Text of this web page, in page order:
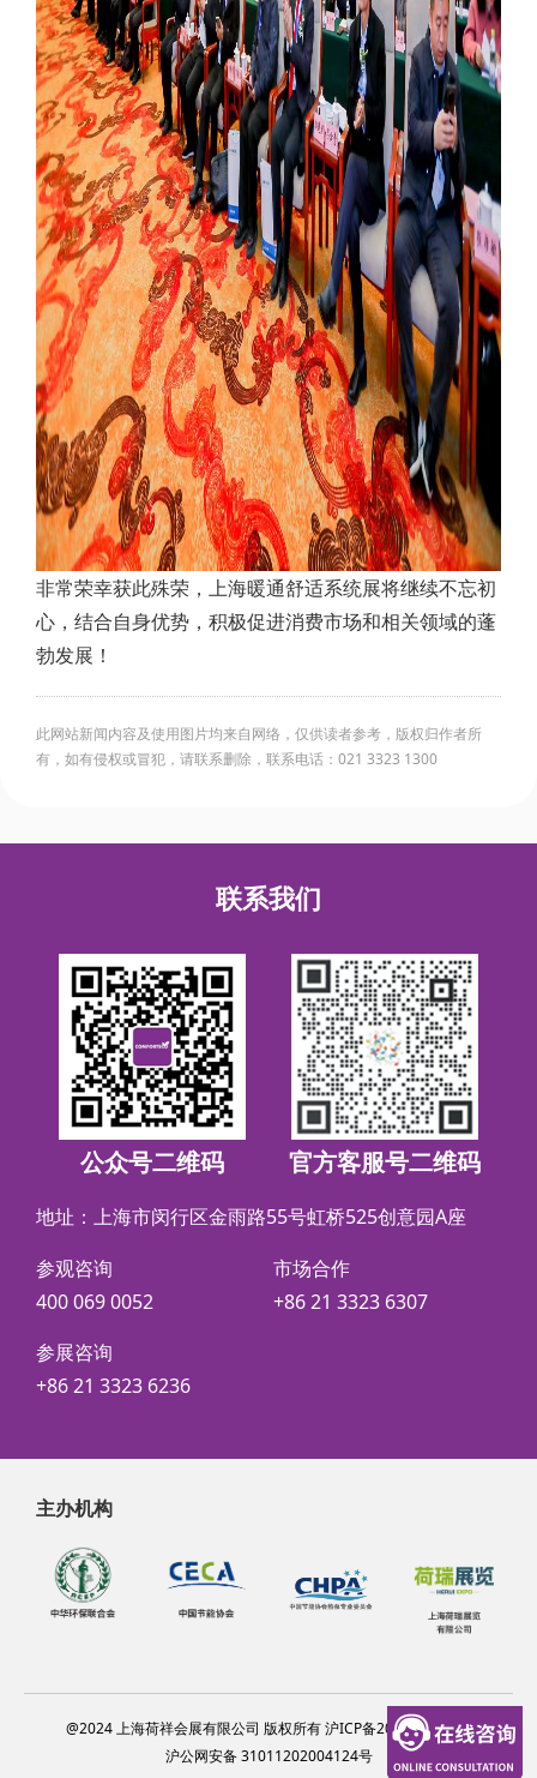
非常荣幸获此殊荣，上海暖通舒适系统展将继续不忘初
心，结合自身优势，积极促进消费市场和相关领域的蓬
勃发展！
此网站新闻内容及使用图片均来自网络，仅供读者参考，版权归作者所
有，如有侵权或冒犯，请联系删除，联系电话：021 3323 1300
联系我们
公众号二维码 官方客服号二维码
地址：上海市闵行区金雨路55号虹桥525创意园A座
参观咨询
400 069 0052
市场合作
+86 21 3323 6307
参展咨询
+86 21 3323 6236
主办机构
@2024 上海荷祥会展有限公司 版权所有 沪ICP备20012314号-6
沪公网安备 31011202004124号